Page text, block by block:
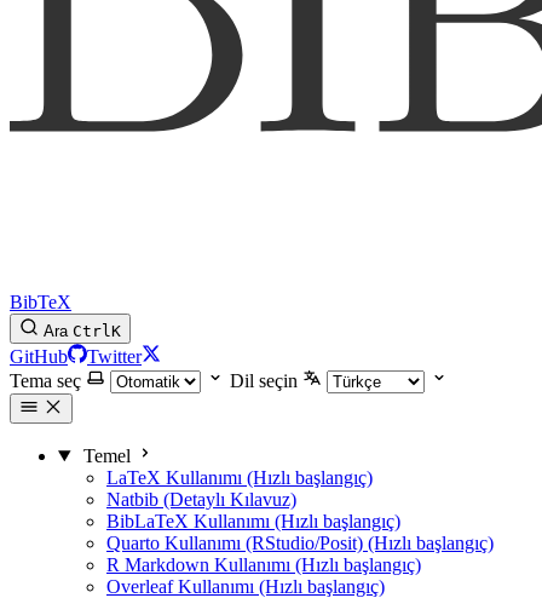
BibTeX
Ara CtrlK
GitHub
Twitter
Tema seç
Dil seçin
Temel
LaTeX Kullanımı (Hızlı başlangıç)
Natbib (Detaylı Kılavuz)
BibLaTeX Kullanımı (Hızlı başlangıç)
Quarto Kullanımı (RStudio/Posit) (Hızlı başlangıç)
R Markdown Kullanımı (Hızlı başlangıç)
Overleaf Kullanımı (Hızlı başlangıç)